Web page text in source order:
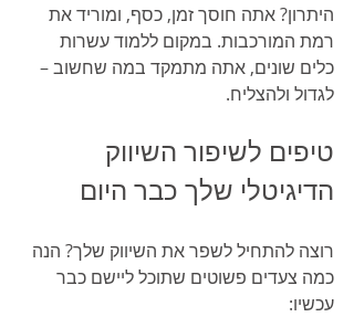
היתרון? אתה חוסך זמן, כסף, ומוריד את
רמת המורכבות. במקום ללמוד עשרות
כלים שונים, אתה מתמקד במה שחשוב –
לגדול ולהצליח.
טיפים לשיפור השיווק
הדיגיטלי שלך כבר היום
רוצה להתחיל לשפר את השיווק שלך? הנה
כמה צעדים פשוטים שתוכל ליישם כבר
עכשיו: